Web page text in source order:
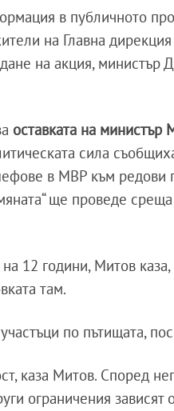
в публичното
на Главна дирекция
на акция, министър
оставката на министър
сила
в МВР към редови
ще проведе
на 12 години, Митов
там.
по пътищата,
каза Митов. Според
ограничения зависят